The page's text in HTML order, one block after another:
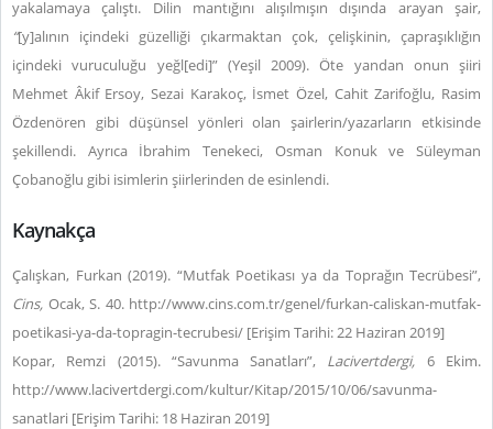
yakalamaya çalıştı. Dilin mantığını alışılmışın dışında arayan şair,
“[y]alının içindeki güzelliği çıkarmaktan çok, çelişkinin, çapraşıklığın
içindeki vuruculuğu yeğl[edi]” (Yeşil 2009). Öte yandan onun şiiri
Mehmet Âkif Ersoy, Sezai Karakoç, İsmet Özel, Cahit Zarifoğlu, Rasim
Özdenören gibi düşünsel yönleri olan şairlerin/yazarların etkisinde
şekillendi. Ayrıca İbrahim Tenekeci, Osman Konuk ve Süleyman
Çobanoğlu gibi isimlerin şiirlerinden de esinlendi.
Kaynakça
Çalışkan, Furkan (2019). “Mutfak Poetikası ya da Toprağın Tecrübesi”,
Cins, Ocak, S. 40. http://www.cins.com.tr/genel/furkan-caliskan-mutfak-
poetikasi-ya-da-topragin-tecrubesi/ [Erişim Tarihi: 22 Haziran 2019]
Kopar, Remzi (2015). “Savunma Sanatları”, Lacivertdergi, 6 Ekim.
http://www.lacivertdergi.com/kultur/Kitap/2015/10/06/savunma-
sanatlari [Erişim Tarihi: 18 Haziran 2019]